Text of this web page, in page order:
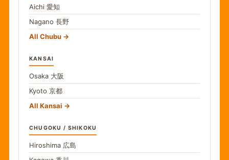
Aichi 愛知
Nagano 長野
All Chubu
KANSAI
Osaka 大阪
Kyoto 京都
All Kansai
CHUGOKU / SHIKOKU
Hiroshima 広島